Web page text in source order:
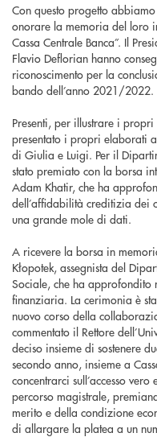
Con questo progetto
onorare la memoria del loro
Cassa Centrale Banca”. Il
Flavio Deflorian hanno
riconoscimento per la
bando dell’anno 2021/2022.
Presenti, per illustrare i
presentato i propri elaborati
di Giulia e Luigi. Per il
stato premiato con la borsa
Adam Khatir, che ha
dell’affidabilità creditizia dei
una grande mole di dati.
A ricevere la borsa in
Kłopotek, assegnista del
Sociale, che ha approfondito
finanziaria. La cerimonia è
nuovo corso della
commentato il Rettore
deciso insieme di sostenere
secondo anno, insieme a
concentrarci sull’accesso
percorso magistrale,
merito e della condizione
di allargare la platea a un